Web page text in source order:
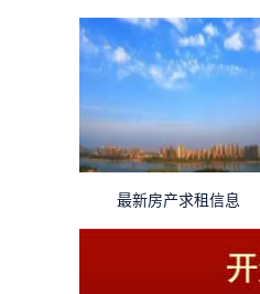
最新房产求租信息